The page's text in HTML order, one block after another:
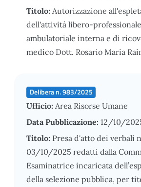
Titolo: Autorizzazione
dell'attività libero-
ambulatoriale interna e di
medico Dott. Rosario Maria
Delibera n. 983/2025
Ufficio: Area Risorse Umane
Data Pubblicazione: 12/10/
Titolo: Presa d'atto dei verbali
03/10/2025 redatti dalla
Esaminatrice incaricata
della selezione pubblica, per